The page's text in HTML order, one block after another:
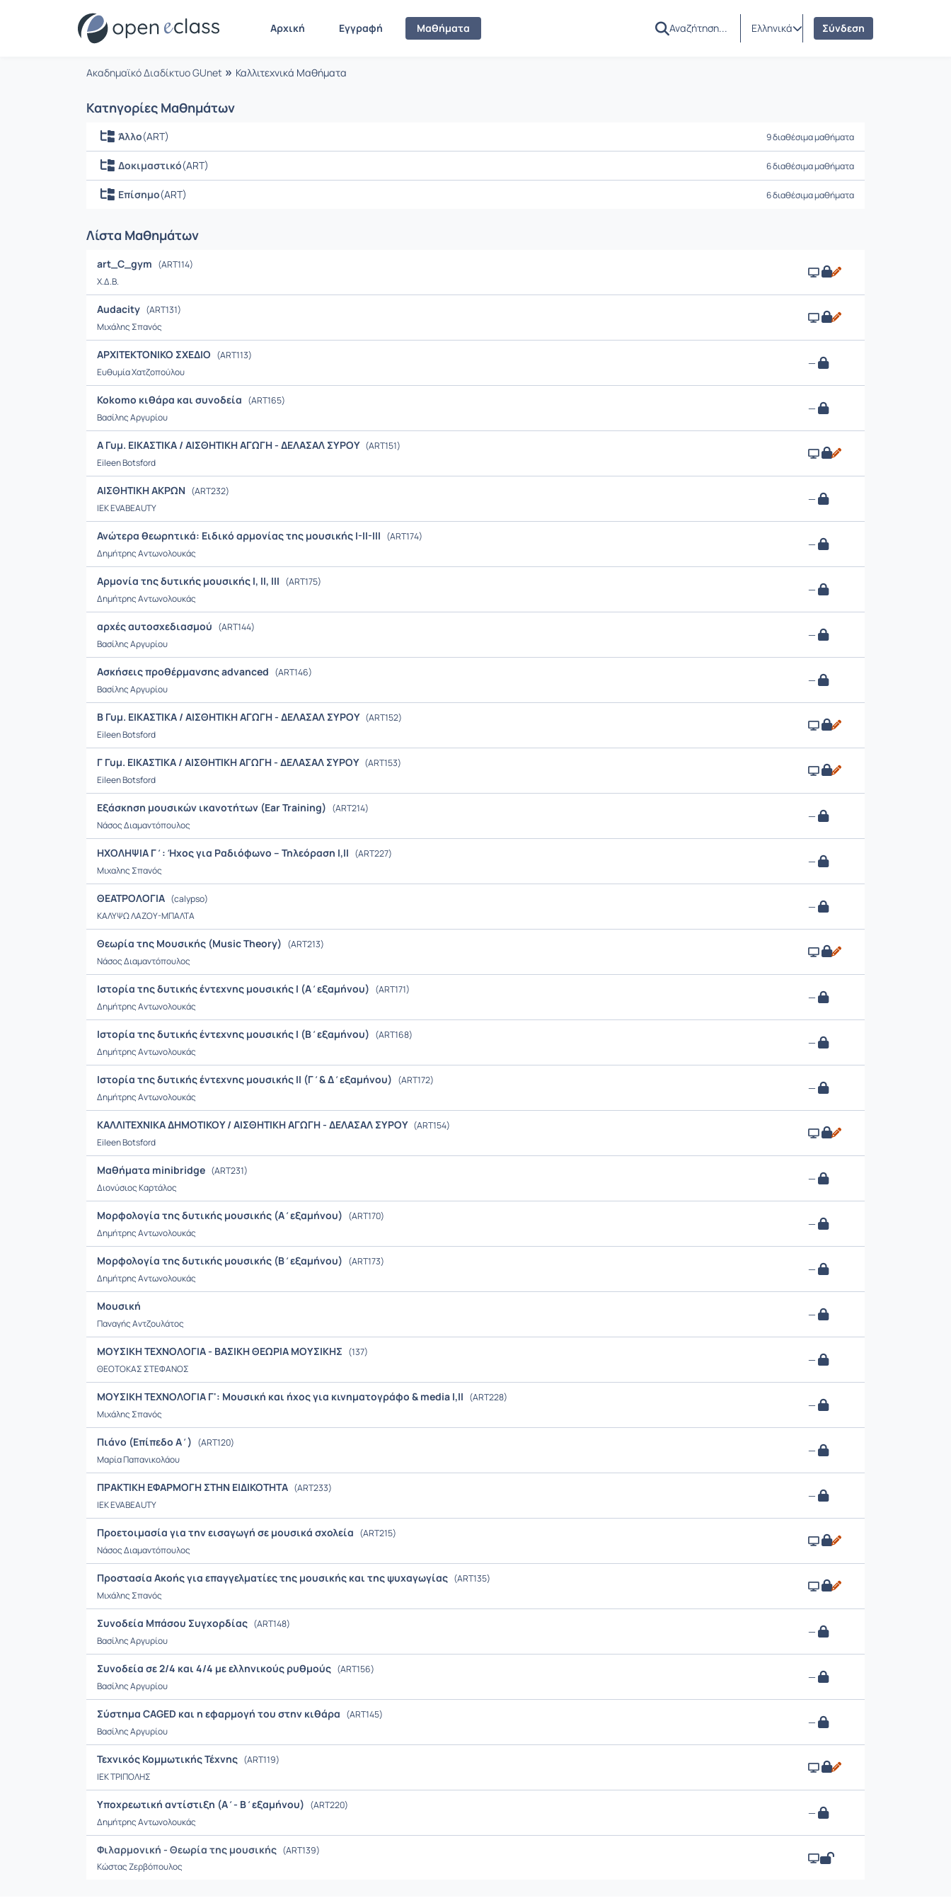
Αρχική Εγγραφή Μαθήματα Ελληνικά Σύνδεση
Μαθήματα
Ακαδημαϊκό Διαδίκτυο GUnet » Καλλιτεχνικά Μαθήματα
Κατηγορίες Μαθημάτων
Άλλο(ART) 9 διαθέσιμα μαθήματα
Δοκιμαστικό(ART) 6 διαθέσιμα μαθήματα
Επίσημο(ART) 6 διαθέσιμα μαθήματα
Λίστα Μαθημάτων
art_C_gym (ART114)
Χ.Δ.Β.
Audacity (ART131)
Μιχάλης Σπανός
AΡΧΙΤΕΚΤΟΝΙΚΟ ΣΧΕΔΙΟ (ART113)
Ευθυμία Χατζοπούλου
—
Kokomo κιθάρα και συνοδεία (ART165)
Bασίλης Aργυρίου
—
Α Γυμ. ΕΙΚΑΣΤΙΚΑ / ΑΙΣΘΗΤΙΚΗ ΑΓΩΓΗ - ΔΕΛΑΣΑΛ ΣΥΡΟΥ (ART151)
Eileen Botsford
ΑΙΣΘΗΤΙΚΗ ΑΚΡΩΝ (ART232)
IEK EVABEAUTY
—
Ανώτερα θεωρητικά: Ειδικό αρμονίας της μουσικής I-II-III (ART174)
Δημήτρης Αντωνολουκάς
—
Αρμονία της δυτικής μουσικής I, II, III (ART175)
Δημήτρης Αντωνολουκάς
—
αρχές αυτοσχεδιασμού (ART144)
Bασίλης Aργυρίου
—
Ασκήσεις προθέρμανσης advanced (ART146)
Bασίλης Aργυρίου
—
Β Γυμ. ΕΙΚΑΣΤΙΚΑ / ΑΙΣΘΗΤΙΚΗ ΑΓΩΓΗ - ΔΕΛΑΣΑΛ ΣΥΡΟΥ (ART152)
Eileen Botsford
Γ Γυμ. ΕΙΚΑΣΤΙΚΑ / ΑΙΣΘΗΤΙΚΗ ΑΓΩΓΗ - ΔΕΛΑΣΑΛ ΣΥΡΟΥ (ART153)
Eileen Botsford
Εξάσκηση μουσικών ικανοτήτων (Ear Training) (ART214)
Νάσος Διαμαντόπουλος
—
ΗΧΟΛΗΨΙΑ Γ΄: Ήχος για Ραδιόφωνο – Τηλεόραση Ι,ΙΙ (ART227)
Μιχαλης Σπανός
—
ΘΕΑΤΡΟΛΟΓΙΑ (calypso)
ΚΑΛΥΨΩ ΛΑΖΟΥ-ΜΠΑΛΤΑ
—
Θεωρία της Μουσικής (Music Theory) (ART213)
Νάσος Διαμαντόπουλος
Ιστορία της δυτικής έντεχνης μουσικής I (Α΄εξαμήνου) (ART171)
Δημήτρης Αντωνολουκάς
—
Ιστορία της δυτικής έντεχνης μουσικής Ι (Β΄εξαμήνου) (ART168)
Δημήτρης Αντωνολουκάς
—
Ιστορία της δυτικής έντεχνης μουσικής ΙΙ (Γ΄& Δ΄εξαμήνου) (ART172)
Δημήτρης Αντωνολουκάς
—
ΚΑΛΛΙΤΕΧΝΙΚΑ ΔΗΜΟΤΙΚΟΥ / ΑΙΣΘΗΤΙΚΗ ΑΓΩΓΗ - ΔΕΛΑΣΑΛ ΣΥΡΟΥ (ART154)
Eileen Botsford
Μαθήματα minibridge (ART231)
Διονύσιος Καρτάλος
—
Μορφολογία της δυτικής μουσικής (Α΄εξαμήνου) (ART170)
Δημήτρης Αντωνολουκάς
—
Μορφολογία της δυτικής μουσικής (Β΄εξαμήνου) (ART173)
Δημήτρης Αντωνολουκάς
—
Μουσική
Παναγής Αντζουλάτος
—
ΜΟΥΣΙΚΗ ΤΕΧΝΟΛΟΓΙΑ - ΒΑΣΙΚΗ ΘΕΩΡΙΑ ΜΟΥΣΙΚΗΣ (137)
ΘΕΟΤΟΚΑΣ ΣΤΕΦΑΝΟΣ
—
ΜΟΥΣΙΚΗ ΤΕΧΝΟΛΟΓΙΑ Γ': Μουσική και ήχος για κινηματογράφο & media I,II (ART228)
Μιχάλης Σπανός
—
Πιάνο (Επίπεδο Α΄) (ART120)
Μαρία Παπανικολάου
—
ΠΡΑΚΤΙΚΗ ΕΦΑΡΜΟΓΗ ΣΤΗΝ ΕΙΔΙΚΟΤΗΤΑ (ART233)
IEK EVABEAUTY
—
Προετοιμασία για την εισαγωγή σε μουσικά σχολεία (ART215)
Νάσος Διαμαντόπουλος
Προστασία Ακοής για επαγγελματίες της μουσικής και της ψυχαγωγίας (ART135)
Μιχάλης Σπανός
Συνοδεία Μπάσου Συγχορδίας (ART148)
Bασίλης Aργυρίου
—
Συνοδεία σε 2/4 και 4/4 με ελληνικούς ρυθμούς (ART156)
Bασίλης Aργυρίου
—
Σύστημα CAGED και η εφαρμογή του στην κιθάρα (ART145)
Bασίλης Aργυρίου
—
Τεχνικός Κομμωτικής Τέχνης (ART119)
ΙΕΚ ΤΡΙΠΟΛΗΣ
Υποχρεωτική αντίστιξη (Α΄- Β΄εξαμήνου) (ART220)
Δημήτρης Αντωνολουκάς
—
Φιλαρμονική - Θεωρία της μουσικής (ART139)
Κώστας Ζερβόπουλος